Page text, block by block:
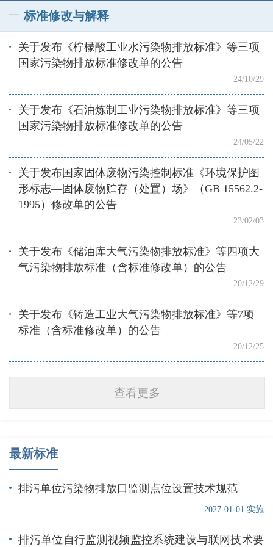
标准修改与解释
关于发布《柠檬酸工业水污染物排放标准》等三项
国家污染物排放标准修改单的公告
24/10/29
关于发布《石油炼制工业污染物排放标准》等三项
国家污染物排放标准修改单的公告
24/05/22
关于发布国家固体废物污染控制标准《环境保护图
形标志—固体废物贮存（处置）场》（GB 15562.2-
1995）修改单的公告
23/02/03
关于发布《储油库大气污染物排放标准》等四项大
气污染物排放标准（含标准修改单）的公告
20/12/29
关于发布《铸造工业大气污染物排放标准》等7项
标准（含标准修改单）的公告
20/12/25
查看更多
最新标准
排污单位污染物排放口监测点位设置技术规范
2027-01-01 实施
排污单位自行监测视频监控系统建设与联网技术要